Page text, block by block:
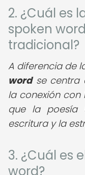
2. ¿Cuál es
spoken
tradicional?
A diferencia de
wordse centra
la conexión con
que la poesía
escritura y la
3. ¿Cuál es
word?